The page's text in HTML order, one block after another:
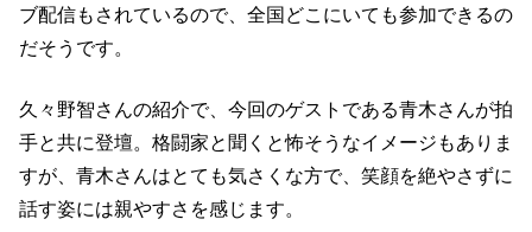
ブ配信もされているので、全国どこにいても参加できるの
だそうです。
久々野智さんの紹介で、今回のゲストである青木さんが拍
手と共に登壇。格闘家と聞くと怖そうなイメージもありま
すが、青木さんはとても気さくな方で、笑顔を絶やさずに
話す姿には親やすさを感じます。